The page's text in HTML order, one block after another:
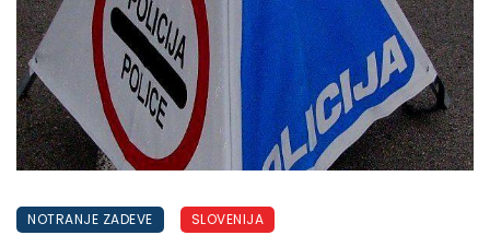
NOTRANJE ZADEVE SLOVENIJA